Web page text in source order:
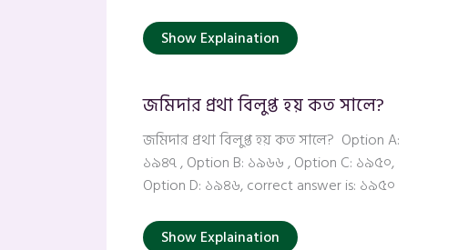
Show Explaination
জমিদার প্রথা বিলুপ্ত হয় কত সালে?
জমিদার প্রথা বিলুপ্ত হয় কত সালে? Option A:
১৯৪৭ , Option B: ১৯৬৬ , Option C: ১৯৫০,
Option D: ১৯৪৬, correct answer is: ১৯৫০
Show Explaination